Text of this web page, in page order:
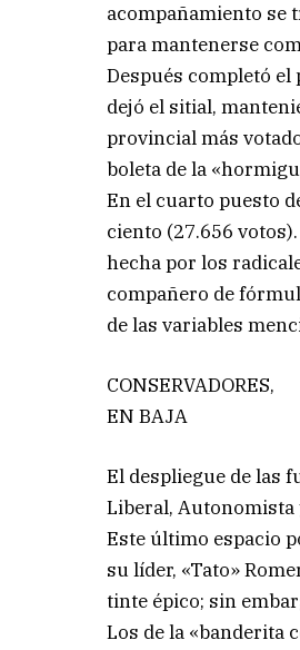
acompañamiento se
para mantenerse
Después completó
dejó el sitial,
provincial más
boleta de la
En el cuarto puesto
ciento (27.656
hecha por los
compañero de
de las variables
CONSERVADORES,
EN BAJA
El despliegue de las
Liberal, Autonomista
Este último espacio
su líder, «Tato»
tinte épico; sin
Los de la «banderita